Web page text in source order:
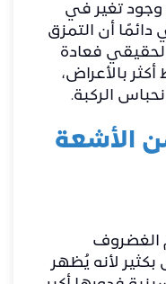
وجود تغير في
دائمًا أن التمزق
فعادة
بالأعراض،
الركبة.
الأشعة
الغضروف
لأنه يُظهر